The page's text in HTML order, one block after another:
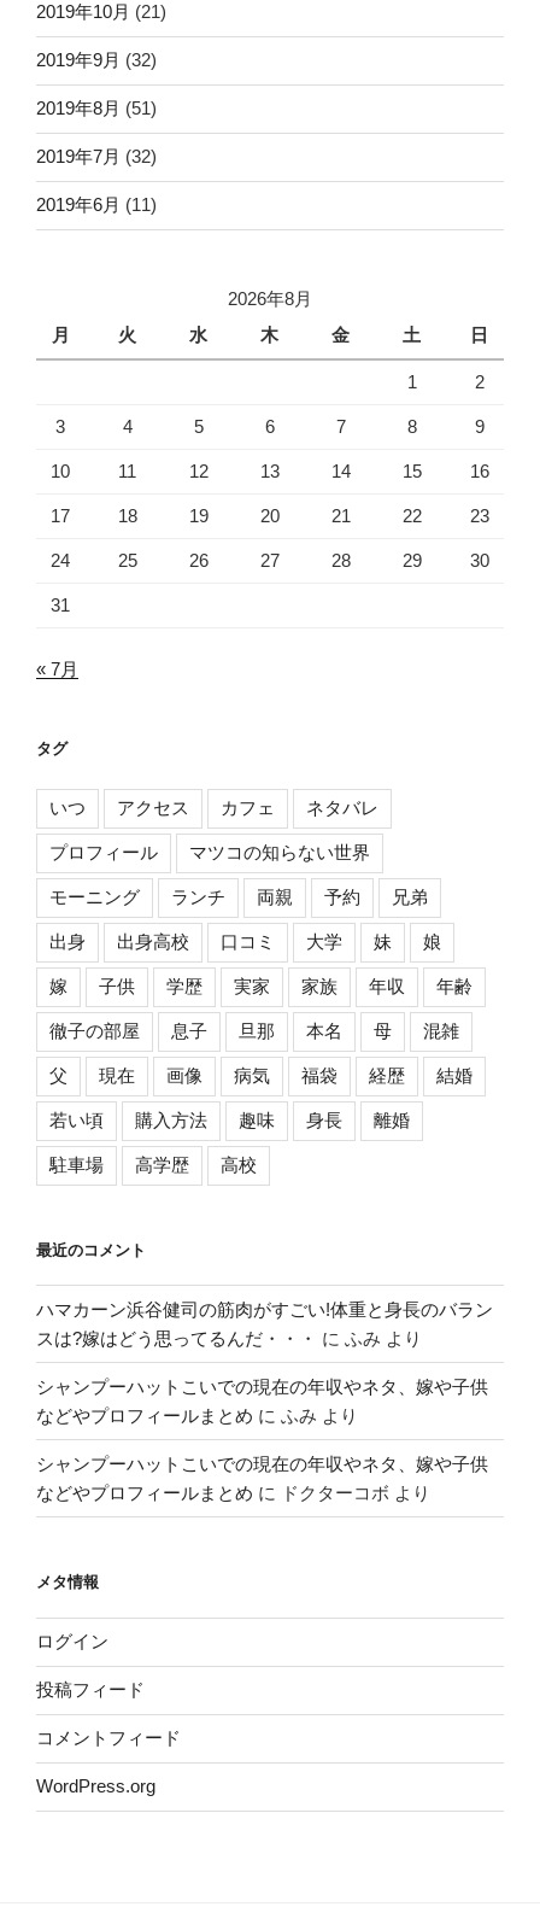
2019年10月 (21)
2019年9月 (32)
2019年8月 (51)
2019年7月 (32)
2019年6月 (11)
2026年8月
月
火 水 木 金 土 日
1 2
3 4 5 6 7 8 9
10 11 12 13 14 15 16
17 18 19 20 21 22 23
24 25 26 27 28 29 30
31
« 7月
タグ
いつ アクセス カフェ ネタバレ
プロフィール マツコの知らない世界
モーニング ランチ 両親 予約 兄弟
出身 出身高校 口コミ 大学 妹 娘
嫁 子供 学歴 実家 家族 年収 年齢
徹子の部屋 息子 旦那 本名 母 混雑
父 現在 画像 病気 福袋 経歴 結婚
若い頃 購入方法 趣味 身長 離婚
駐車場 高学歴 高校
最近のコメント
ハマカーン浜谷健司の筋肉がすごい!体重と身長のバラン
スは?嫁はどう思ってるんだ・・・
に ふみ より
シャンプーハットこいでの現在の年収やネタ、嫁や子供
などやプロフィールまとめ に ふみ より
シャンプーハットこいでの現在の年収やネタ、嫁や子供
などやプロフィールまとめ に ドクターコボ より
メタ情報
ログイン
投稿フィード
コメントフィード
WordPress.org